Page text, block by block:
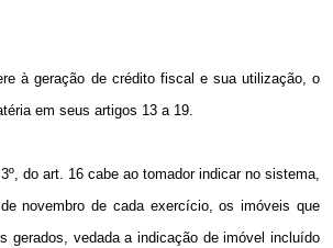
à geração de crédito fiscal e sua utilização, o
em seus artigos 13 a19.
do art. 16 cabe ao tomador indicar no sistema,
novembro de cada exercício, os imóveis que
gerados, vedada a indicação de imóvel incluído